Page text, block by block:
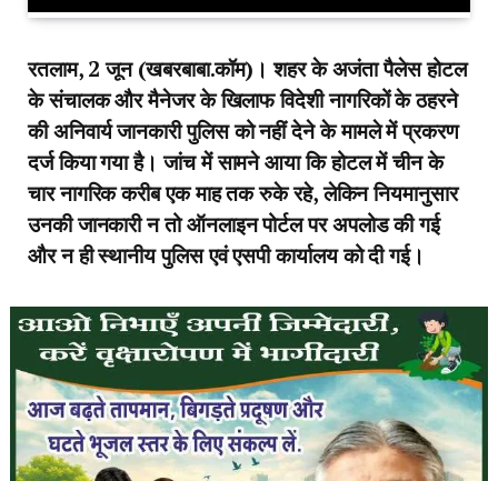
रतलाम, 2 जून (खबरबाबा.कॉम)। शहर के अजंता पैलेस होटल
के संचालक और मैनेजर के खिलाफ विदेशी नागरिकों के ठहरने
की अनिवार्य जानकारी पुलिस को नहीं देने के मामले में प्रकरण
दर्ज किया गया है। जांच में सामने आया कि होटल में चीन के
चार नागरिक करीब एक माह तक रुके रहे, लेकिन नियमानुसार
उनकी जानकारी न तो ऑनलाइन पोर्टल पर अपलोड की गई
और न ही स्थानीय पुलिस एवं एसपी कार्यालय को दी गई।